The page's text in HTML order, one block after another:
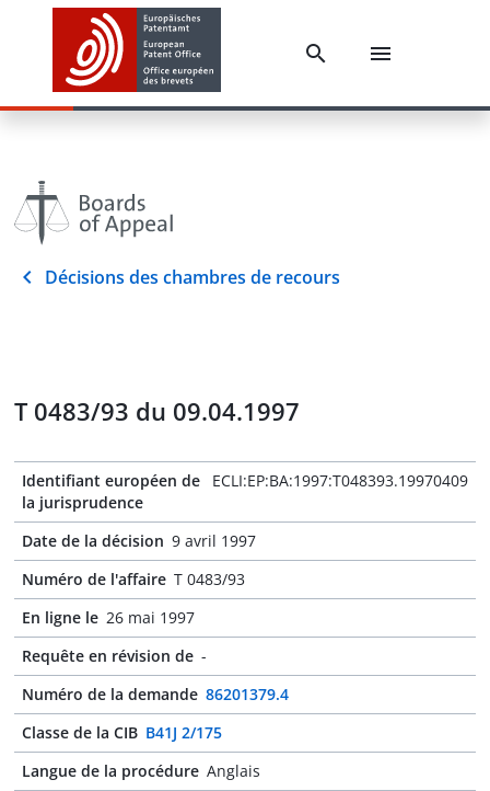
Décisions des chambres de recours
T 0483/93 du 09.04.1997
Identifiant européen de
la jurisprudence
ECLI:EP:BA:1997:T048393.19970409
Date de la décision 9 avril 1997
Numéro de l'affaire T 0483/93
En ligne le 26 mai 1997
Requête en révision de -
Numéro de la demande 86201379.4
Classe de la CIB B41J 2/175
Langue de la procédure Anglais